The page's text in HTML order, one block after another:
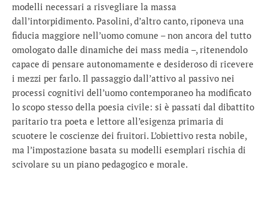
modelli necessari a risvegliare la massa
dall’intorpidimento. Pasolini, d’altro canto, riponeva una
fiducia maggiore nell’uomo comune – non ancora del tutto
omologato dalle dinamiche dei mass media –, ritenendolo
capace di pensare autonomamente e desideroso di ricevere
i mezzi per farlo. Il passaggio dall’attivo al passivo nei
processi cognitivi dell’uomo contemporaneo ha modificato
lo scopo stesso della poesia civile: si è passati dal dibattito
paritario tra poeta e lettore all’esigenza primaria di
scuotere le coscienze dei fruitori. L’obiettivo resta nobile,
ma l’impostazione basata su modelli esemplari rischia di
scivolare su un piano pedagogico e morale.